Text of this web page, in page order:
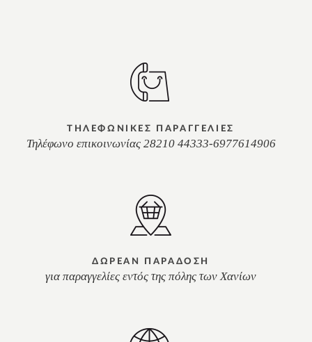
ΤΗΛΕΦΩΝΙΚΕΣ ΠΑΡΑΓΓΕΛΙΕΣ
Τηλέφωνο επικοινωνίας 28210 44333-6977614906
ΔΩΡΕΑΝ ΠΑΡΑΔΟΣΗ
για παραγγελίες εντός της πόλης των Χανίων